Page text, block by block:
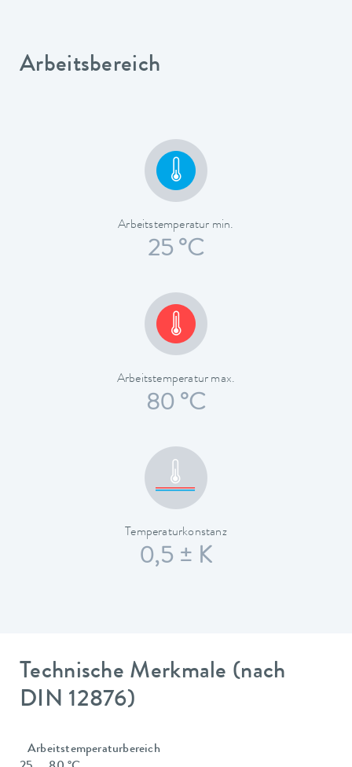
Arbeitsbereich
Arbeitstemperatur min.
25 °C
Arbeitstemperatur max.
80 °C
Temperaturkonstanz
0,5 ± K
Technische Merkmale (nach
DIN 12876)
Arbeitstemperaturbereich